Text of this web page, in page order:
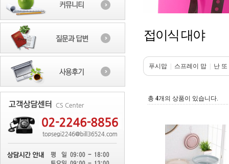
접이식 대야
푸시맙 스프레이 맙 난
총 4개의 상품이 있습니다.